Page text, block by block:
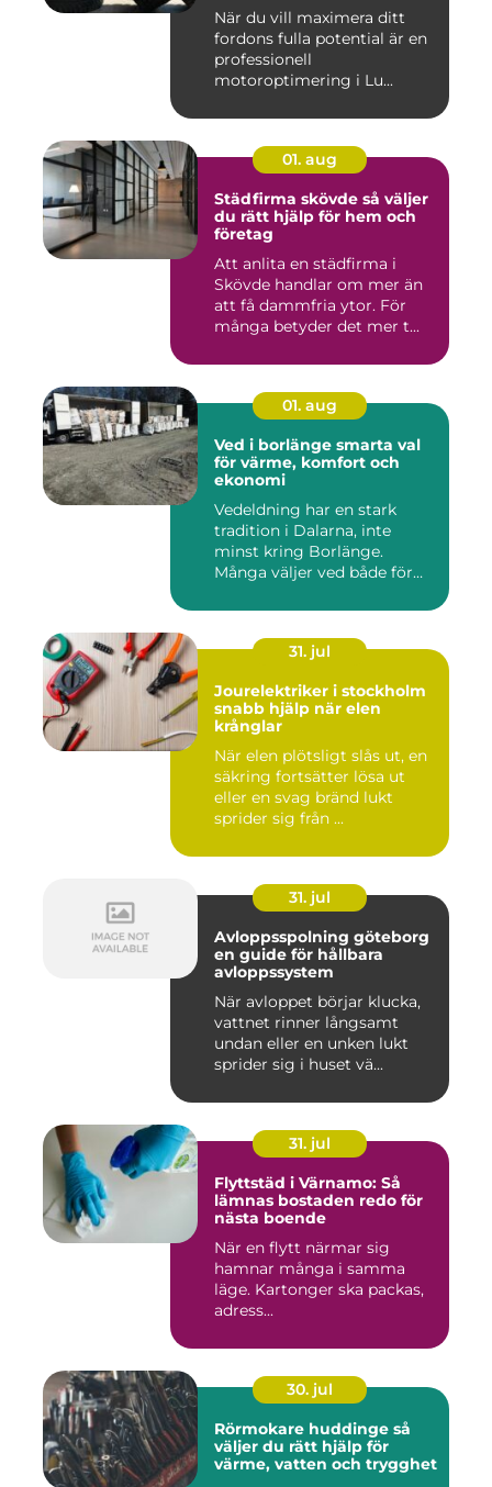
När du vill maximera ditt
fordons fulla potential är en
professionell
motoroptimering i Lu...
01. aug
Städfirma skövde så väljer
du rätt hjälp för hem och
företag
Att anlita en städfirma i
Skövde handlar om mer än
att få dammfria ytor. För
många betyder det mer t...
01. aug
Ved i borlänge smarta val
för värme, komfort och
ekonomi
Vedeldning har en stark
tradition i Dalarna, inte
minst kring Borlänge.
Många väljer ved både för
31. jul
Jourelektriker i stockholm
snabb hjälp när elen
krånglar
När elen plötsligt slås ut, en
säkring fortsätter lösa ut
eller en svag bränd lukt
sprider sig från ...
31. jul
Avloppsspolning göteborg
en guide för hållbara
avloppssystem
När avloppet börjar klucka,
vattnet rinner långsamt
undan eller en unken lukt
sprider sig i huset vä...
31. jul
Flyttstäd i Värnamo: Så
lämnas bostaden redo för
nästa boende
När en flytt närmar sig
hamnar många i samma
läge. Kartonger ska packas,
adress...
30. jul
Rörmokare huddinge så
väljer du rätt hjälp för
värme, vatten och trygghet